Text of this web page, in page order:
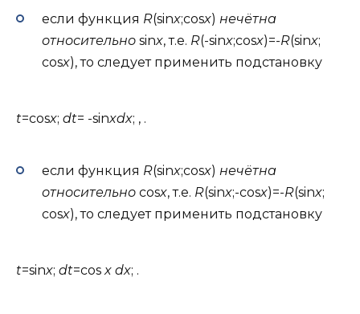
если функция R(sinx;cosx) нечётна
относительно sinx, т.е. R(-sinx;cosx)=-R(sinx;
cosx), то следует применить подстановку
t=cosx; dt= -sinxdx; , .
если функция R(sinx;cosx) нечётна
относительно cosx, т.е. R(sinx;-cosx)=-R(sinx;
cosx), то следует применить подстановку
t=sinx; dt=cosx dx; .